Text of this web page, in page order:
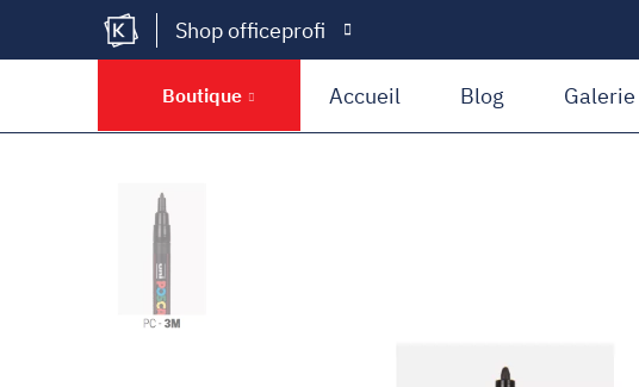
Shop officeprofi
Boutique Accueil Blog Galerie